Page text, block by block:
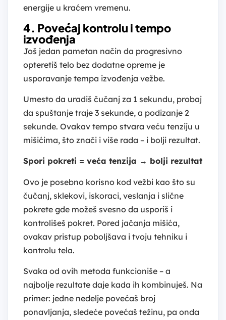
energije u kraćem vremenu.
4. Povećaj kontrolu i tempo
izvođenja
Još jedan pametan način da progresivno
opteretiš telo bez dodatne opreme je
usporavanje tempa izvođenja vežbe.
Umesto da uradiš čučanj za 1 sekundu, probaj
da spuštanje traje 3 sekunde, a podizanje 2
sekunde. Ovakav tempo stvara veću tenziju u
mišićima, što znači i više rada – i bolji rezultat.
Spori pokreti = veća tenzija → bolji rezultat
Ovo je posebno korisno kod vežbi kao što su
čučanj, sklekovi, iskoraci, veslanja i slične
pokrete gde možeš svesno da usporiš i
kontrolišeš pokret. Pored jačanja mišića,
ovakav pristup poboljšava i tvoju tehniku i
kontrolu tela.
Svaka od ovih metoda funkcioniše – a
najbolje rezultate daje kada ih kombinuješ. Na
primer: jedne nedelje povećaš broj
ponavljanja, sledeće povećaš težinu, pa onda